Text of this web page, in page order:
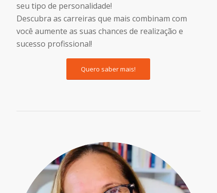
seu tipo de personalidade!
Descubra as carreiras que mais combinam com
você aumente as suas chances de realização e
sucesso profissional!
Quero saber mais!